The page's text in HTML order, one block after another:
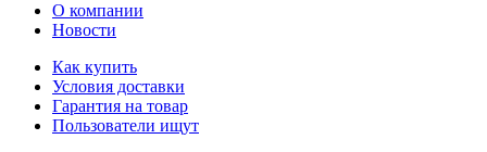
О компании
Новости
Как купить
Условия доставки
Гарантия на товар
Пользователи ищут